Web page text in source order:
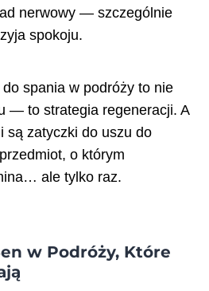
nerwowy — szczególnie
spokoju.
spania w podróży to nie
— to strategia regeneracji. A
są zatyczki do uszu do
o którym
ale tylko raz.
w Podróży, Które